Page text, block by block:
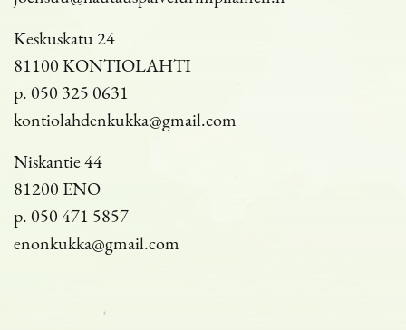
Keskuskatu 24
81100 KONTIOLAHTI
p. 050 325 0631
kontiolahdenkukka@gmail.com
Niskantie 44
81200 ENO
p. 050 471 5857
enonkukka@gmail.com